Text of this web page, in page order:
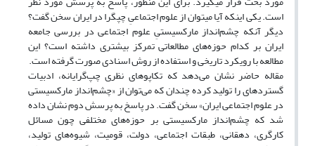
است. یکی اینکه آیا می­توان از علوم اجتماعیِ چپ­گرا در ایران سخن گفت؟
دیگر آنکه چشم‌انداز مارکسیستیِ علوم اجتماعی در بررسی جامعه
ایران بر کدام حوزه‌های مطالعاتی تمرکز بیشتری داشته است؟ این
مطالعه با رویکرد تاریخی و استفاده از روش اسنادی صورت گرفته است.
مقاله حاضر نشان می‌دهد که تکاپوهای نظری چپ‌گرایانه، ادبیات
گسترده­ای را تولید کرده چندان که می‌توان از «چشم‌انداز مارکسیستی
در علوم اجتماعی ایران» سخن گفت. در پاسخ به پرسش دوم نشان داده
شد که چشم‌انداز مارکسیستی بر حوزه‌های مختلفی چون مسائل
کارگری، دهقانی، طبقات اجتماعی، دولت، قومیت، شیوه‌های تولید،